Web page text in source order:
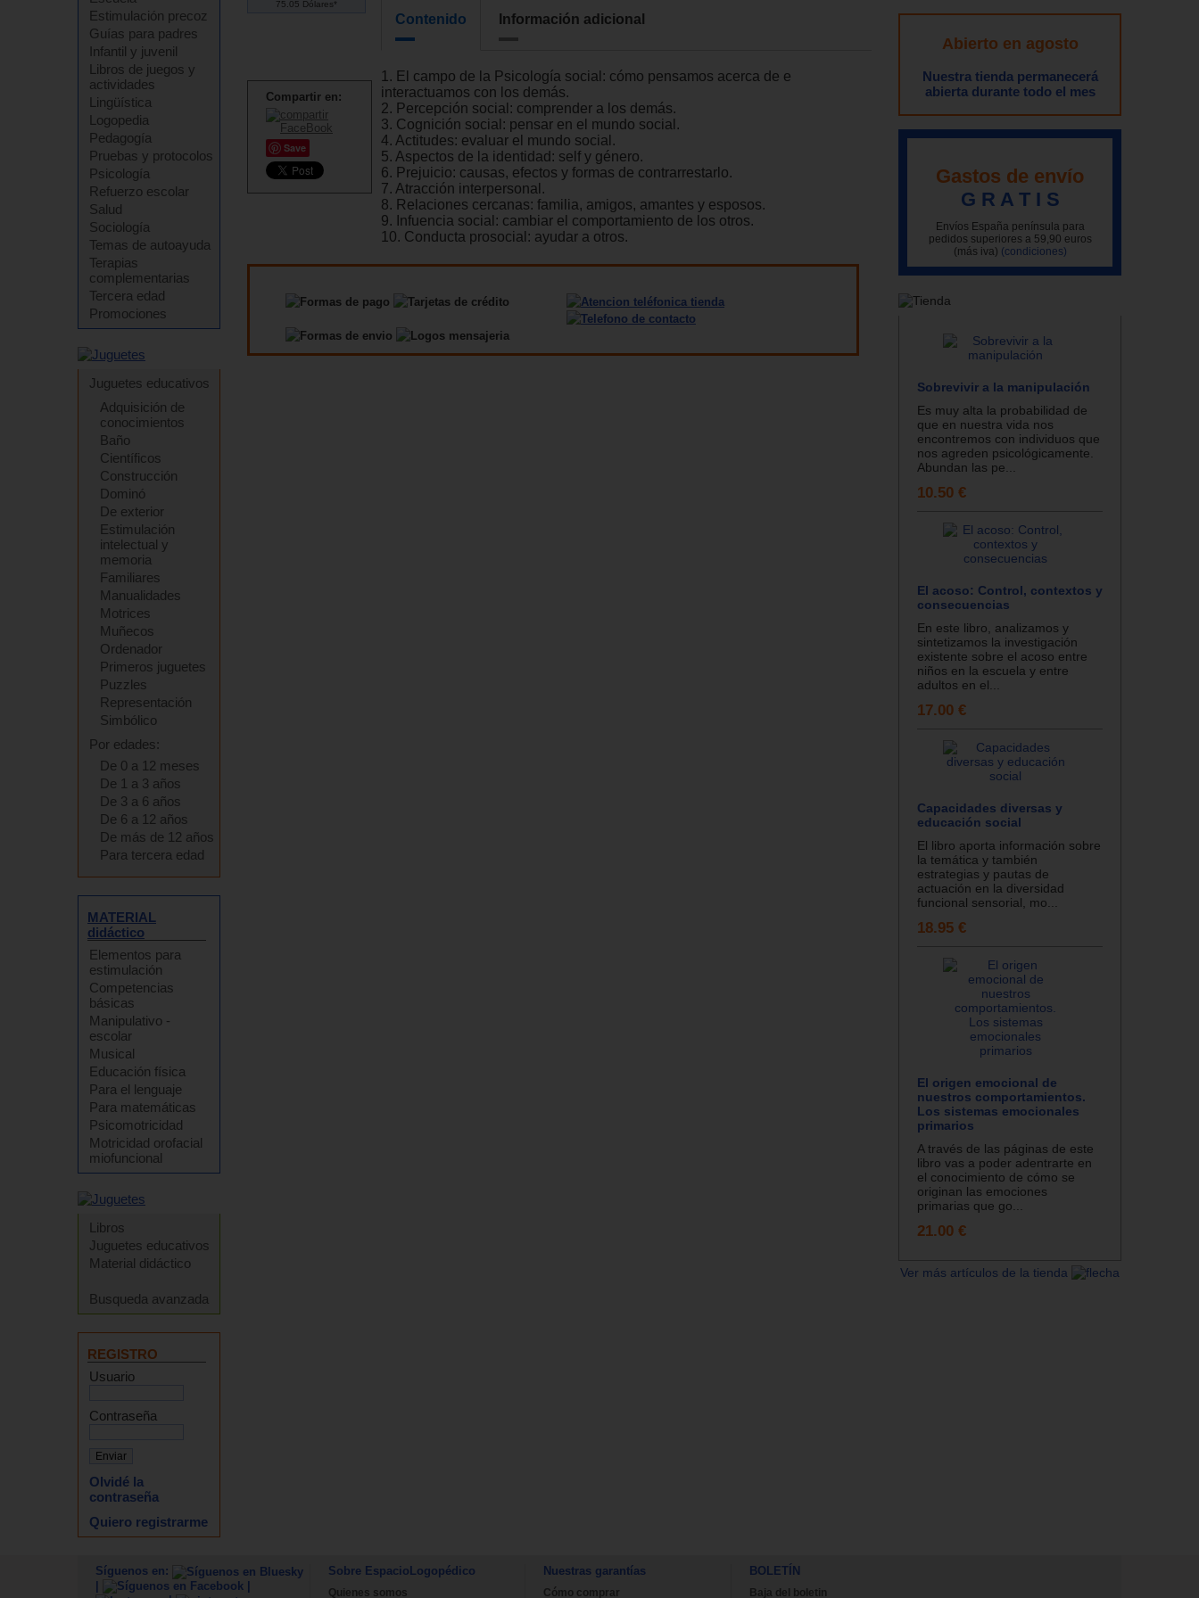
Estimulación precoz
Guías para padres
Infantil y juvenil
Libros de juegos y
actividades
Lingüística
Logopedia
Pedagogía
Pruebas y protocolos
Psicología
Refuerzo escolar
Salud
Sociología
Temas de autoayuda
Terapias
complementarias
Tercera edad
Promociones
Juguetes educativos
Adquisición de
conocimientos
Baño
Científicos
Construcción
Dominó
De exterior
Estimulación
intelectual y
memoria
Familiares
Manualidades
Motrices
Muñecos
Ordenador
Primeros juguetes
Puzzles
Representación
Simbólico
Por edades:
De 0 a 12 meses
De 1 a 3 años
De 3 a 6 años
De 6 a 12 años
De más de 12 años
Para tercera edad
MATERIAL
didáctico
Elementos para
estimulación
Competencias
básicas
Manipulativo -
escolar
Musical
Educación física
Para el lenguaje
Para matemáticas
Psicomotricidad
Motricidad orofacial
miofuncional
Libros
Juguetes educativos
Material didáctico
Busqueda avanzada
REGISTRO
Usuario
Contraseña
Olvidé la
contraseña
Quiero registrarme
75.05 Dólares*
Compartir en:
Save
Contenido Información adicional
1. El campo de la Psicología social: cómo pensamos acerca de e
interactuamos con los demás.
2. Percepción social: comprender a los demás.
3. Cognición social: pensar en el mundo social.
4. Actitudes: evaluar el mundo social.
5. Aspectos de la identidad: self y género.
6. Prejuicio: causas, efectos y formas de contrarrestarlo.
7. Atracción interpersonal.
8. Relaciones cercanas: familia, amigos, amantes y esposos.
9. Infuencia social: cambiar el comportamiento de los otros.
10. Conducta prosocial: ayudar a otros.
Abierto en agosto
Nuestra tienda permanecerá
abierta durante todo el mes
Gastos de envío
G R A T I S
Envíos España península para
pedidos superiores a 59,90 euros
(más iva) (condiciones)
Sobrevivir a la manipulación
Es muy alta la probabilidad de
que en nuestra vida nos
encontremos con individuos que
nos agreden psicológicamente.
Abundan las pe...
10.50 €
El acoso: Control, contextos y
consecuencias
En este libro, analizamos y
sintetizamos la investigación
existente sobre el acoso entre
niños en la escuela y entre
adultos en el...
17.00 €
Capacidades diversas y
educación social
El libro aporta información sobre
la temática y también
estrategias y pautas de
actuación en la diversidad
funcional sensorial, mo...
18.95 €
El origen emocional de
nuestros comportamientos.
Los sistemas emocionales
primarios
A través de las páginas de este
libro vas a poder adentrarte en
el conocimiento de cómo se
originan las emociones
primarias que go...
21.00 €
Ver más artículos de la tienda
Síguenos en:
|
|
Sobre EspacioLogopédico
Quienes somos
Nuestras garantías
Cómo comprar
BOLETÍN
Baja del boletin